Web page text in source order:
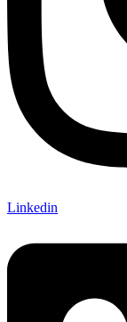
Linkedin